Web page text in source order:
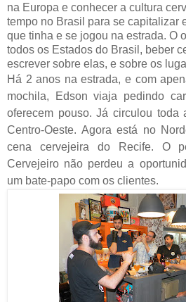
na Europa e conhecer a cultura
tempo no Brasil para se capitalizar
que tinha e se jogou na estrada. O
todos os Estados do Brasil, beber
escrever sobre elas, e sobre os
Há 2 anos na estrada, e com
mochila, Edson viaja pedindo
oferecem pouso. Já circulou
Centro-Oeste. Agora está no
cena cervejeira do Recife. O
Cervejeiro não perdeu a
um bate-papo com os clientes.